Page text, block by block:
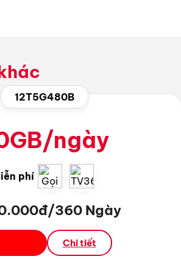
12T5G480B
ngày
phí
360 Ngày
Chi tiết